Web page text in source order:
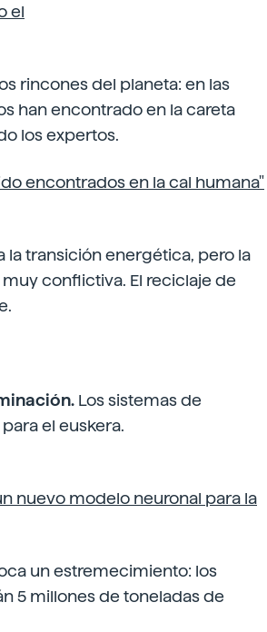
el
rincones del planeta: en las
han encontrado en la careta
los expertos.
encontrados en la cal humana"
la transición energética, pero la
conflictiva. El reciclaje de
Los sistemas de
el euskera.
nuevo modelo neuronal para la
un estremecimiento: los
5 millones de toneladas de